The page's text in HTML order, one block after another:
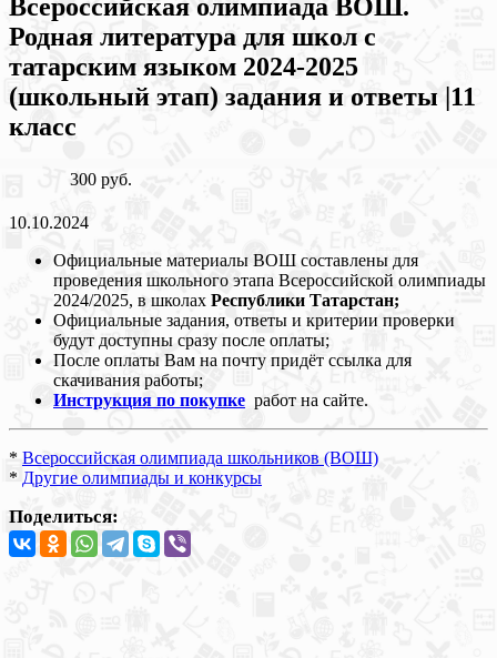
Всероссийская олимпиада ВОШ.
Родная литература для школ с
татарским языком 2024-2025
(школьный этап) задания и ответы |11
класс
300 руб.
10.10.2024
Официальные материалы ВОШ составлены для
проведения школьного этапа Всероссийской олимпиады
2024/2025, в школах Республики Татарстан;
Официальные задания, ответы и критерии проверки
будут доступны сразу после оплаты;
После оплаты Вам на почту придёт ссылка для
скачивания работы;
Инструкция по покупке работ на сайте.
* Всероссийская олимпиада школьников (ВОШ)
* Другие олимпиады и конкурсы
Поделиться: